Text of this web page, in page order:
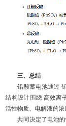
三、总结
铅酸蓄电池通过
结构设计围绕 高效离
活性物质、电解液的
共同决定了电池